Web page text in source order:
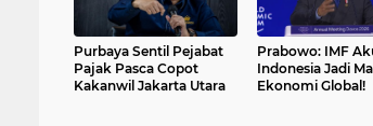
Purbaya Sentil Pejabat
Pajak Pasca Copot
Kakanwil Jakarta Utara
Prabowo: IMF
Indonesia Jadi
Ekonomi Global!